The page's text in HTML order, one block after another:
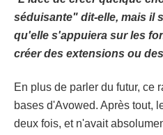
séduisante" dit-elle, mais il
qu'elle s'appuiera sur les
créer des extensions ou
En plus de parler du futur, ce
bases d'Avowed. Après tout,
deux fois, et n'avait